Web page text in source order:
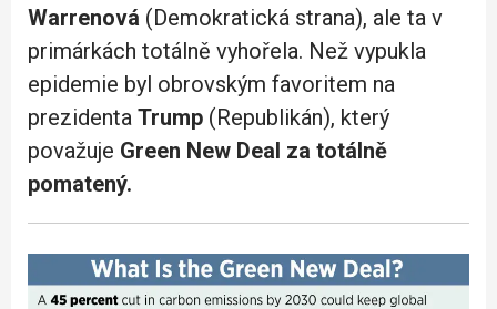
Warrenová (Demokratická strana), ale ta v
primárkách totálně vyhořela. Než vypukla
epidemie byl obrovským favoritem na
prezidenta Trump (Republikán), který
považuje Green New Deal za totálně
pomatený.